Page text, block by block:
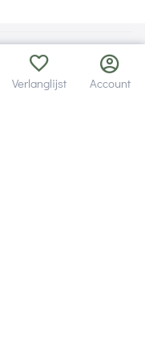
Verlanglijst Account